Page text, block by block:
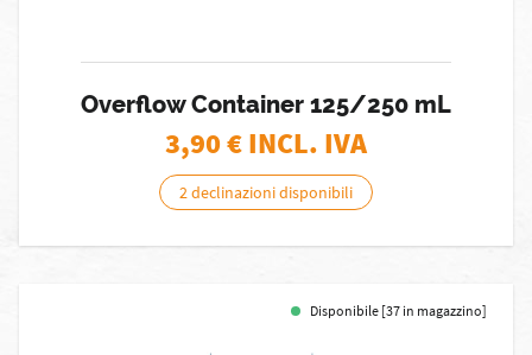
Overflow Container 125/250 mL
3,90€ INCL. IVA
2 declinazioni disponibili
Disponibile [37 in magazzino]